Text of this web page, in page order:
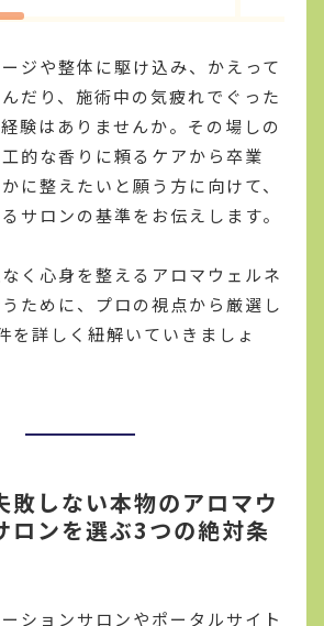
ジや整体に駆け込み、かえって
だり、施術中の気疲れでぐった
験はありませんか。その場しの
的な香りに頼るケアから卒業
に整えたいと願う方に向けて、
サロンの基準をお伝えします。
く心身を整えるアロマウェルネ
ために、プロの視点から厳選し
を詳しく紐解いていきましょ
敗しない本物のアロマウ
ロンを選ぶ3つの絶対条
ションサロンやポータルサイト